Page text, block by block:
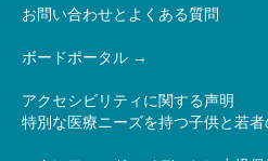
お問い合わせとよくある質問
ボードポータル
アクセシビリティに関する声明
特別な医療ニーズを持つ子供と若